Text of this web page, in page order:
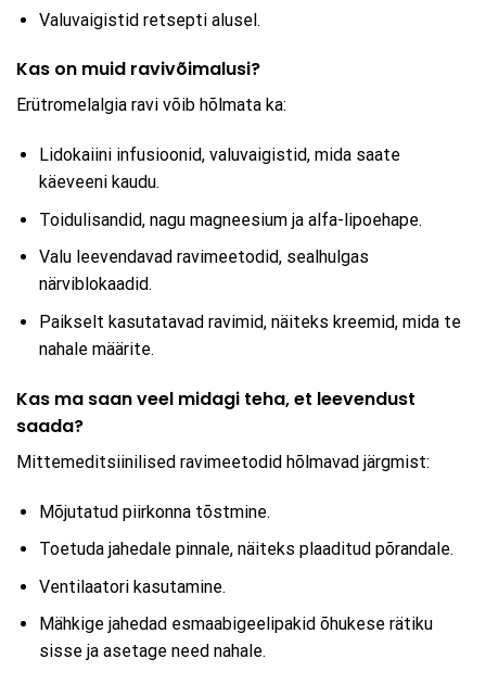
Valuvaigistid retsepti alusel.
Kas on muid ravivõimalusi?
Erütromelalgia ravi võib hõlmata ka:
Lidokaiini infusioonid, valuvaigistid, mida saate
käeveeni kaudu.
Toidulisandid, nagu magneesium ja alfa-lipoehape.
Valu leevendavad ravimeetodid, sealhulgas
närviblokaadid.
Paikselt kasutatavad ravimid, näiteks kreemid, mida te
nahale määrite.
Kas ma saan veel midagi teha, et leevendust
saada?
Mittemeditsiinilised ravimeetodid hõlmavad järgmist:
Mõjutatud piirkonna tõstmine.
Toetuda jahedale pinnale, näiteks plaaditud põrandale.
Ventilaatori kasutamine.
Mähkige jahedad esmaabigeelipakid õhukese rätiku
sisse ja asetage need nahale.